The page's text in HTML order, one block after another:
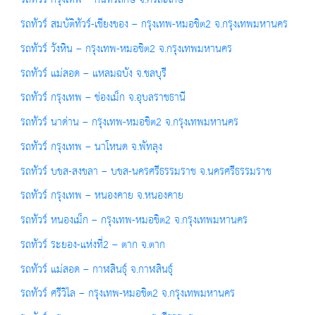
รถทัวร์ สมบัติทัวร์-เชียงของ – กรุงเทพ-หมอชิต2 จ.กรุงเทพมหานคร
รถทัวร์ วังหิน – กรุงเทพ-หมอชิต2 จ.กรุงเทพมหานคร
รถทัวร์ แม่สอด – แหลมฉบัง จ.ชลบุรี
รถทัวร์ กรุงเทพ – ช่องเม็ก จ.อุบลราชธานี
รถทัวร์ นาด่าน – กรุงเทพ-หมอชิต2 จ.กรุงเทพมหานคร
รถทัวร์ กรุงเทพ – นาโหนด จ.พัทลุง
รถทัวร์ บขส-สงขลา – บขส-นครศรีธรรมราช จ.นครศรีธรรมราช
รถทัวร์ กรุงเทพ – หนองคาย จ.หนองคาย
รถทัวร์ หนองเม็ก – กรุงเทพ-หมอชิต2 จ.กรุงเทพมหานคร
รถทัวร์ ระยอง-แห่งที่2 – ตาก จ.ตาก
รถทัวร์ แม่สอด – กาฬสินธุ์ จ.กาฬสินธุ์
รถทัวร์ ศรีวิไล – กรุงเทพ-หมอชิต2 จ.กรุงเทพมหานคร